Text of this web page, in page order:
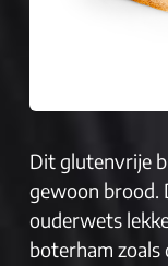
Dit glutenvrije
gewoon brood.
ouderwets
boterham zoals